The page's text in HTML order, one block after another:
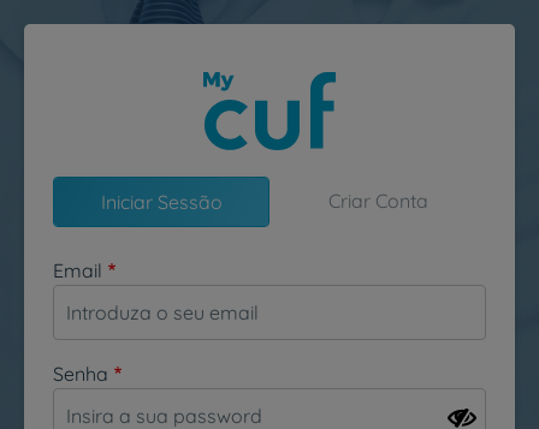
Passar para o conteúdo principal
Iniciar Sessão Criar Conta
Email
Senha